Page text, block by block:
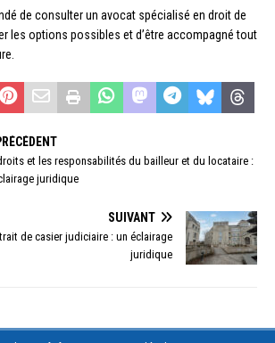
de consulter un avocat spécialisé en droit de
les options possibles et d’être accompagné tout
et les responsabilités du bailleur et du locataire :
juridique
SUIVANT
de casier judiciaire : un éclairage
juridique